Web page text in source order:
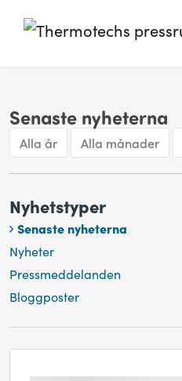
Senaste nyheterna
Alla år Alla månader
Nyhetstyper
Senaste nyheterna
Nyheter
Pressmeddelanden
Bloggposter